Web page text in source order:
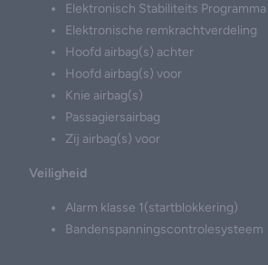
Elektronisch Stabiliteits Programma
Elektronische remkrachtverdeling
Hoofd airbag(s) achter
Hoofd airbag(s) voor
Knie airbag(s)
Passagiersairbag
Zij airbag(s) voor
Veiligheid
Alarm klasse 1(startblokkering)
Bandenspanningscontrolesysteem